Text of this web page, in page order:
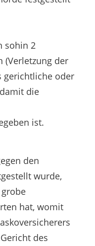
sohin 2
(Verletzung der
gerichtliche oder
die
ist.
den
wurde,
hat, womit
des